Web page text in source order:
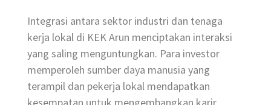
Integrasi antara sektor industri dan tenaga
kerja lokal di KEK Arun menciptakan interaksi
yang saling menguntungkan. Para investor
memperoleh sumber daya manusia yang
terampil dan pekerja lokal mendapatkan
kesempatan untuk mengembangkan karir